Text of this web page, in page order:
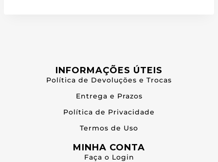
INFORMAÇÕES ÚTEIS
Política de Devoluções e Trocas
Entrega e Prazos
Política de Privacidade
Termos de Uso
MINHA CONTA
Faça o Login